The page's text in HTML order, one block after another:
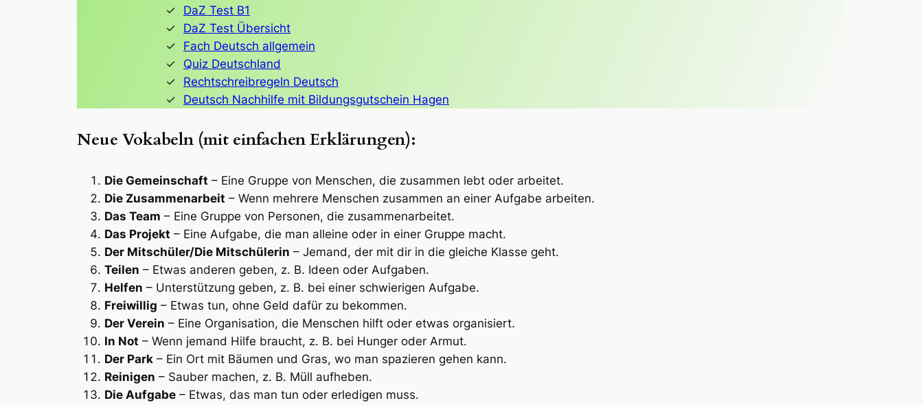
DaZ Test B1
DaZ Test Übersicht
Fach Deutsch allgemein
Quiz Deutschland
Rechtschreibregeln Deutsch
Deutsch Nachhilfe mit Bildungsgutschein Hagen
Neue Vokabeln (mit einfachen Erklärungen):
Die Gemeinschaft – Eine Gruppe von Menschen, die zusammen lebt oder arbeitet.
Die Zusammenarbeit – Wenn mehrere Menschen zusammen an einer Aufgabe arbeiten.
Das Team – Eine Gruppe von Personen, die zusammenarbeitet.
Das Projekt – Eine Aufgabe, die man alleine oder in einer Gruppe macht.
Der Mitschüler/Die Mitschülerin – Jemand, der mit dir in die gleiche Klasse geht.
Teilen – Etwas anderen geben, z. B. Ideen oder Aufgaben.
Helfen – Unterstützung geben, z. B. bei einer schwierigen Aufgabe.
Freiwillig – Etwas tun, ohne Geld dafür zu bekommen.
Der Verein – Eine Organisation, die Menschen hilft oder etwas organisiert.
In Not – Wenn jemand Hilfe braucht, z. B. bei Hunger oder Armut.
Der Park – Ein Ort mit Bäumen und Gras, wo man spazieren gehen kann.
Reinigen – Sauber machen, z. B. Müll aufheben.
Die Aufgabe – Etwas, das man tun oder erledigen muss.